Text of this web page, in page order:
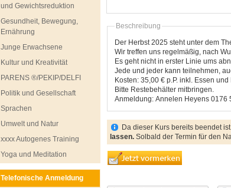
und Gewichtsreduktion
Gesundheit, Bewegung,
Ernährung
Junge Erwachsene
Kultur und Kreativität
PARENS ®/PEKIP/DELFI
Politik und Gesellschaft
Sprachen
Umwelt und Natur
xxxx Autogenes Training
Yoga und Meditation
Telefonische Anmeldung
Beschreibung
Der Herbst 2025 steht unter dem
Wir treffen uns regelmäßig, nach
Es geht nicht in erster Linie ums
Jede und jeder kann teilnehmen,
Kosten: 35,00 € p.P. inkl. Essen und
Bitte Restebehälter mitbringen.
Anmeldung: Annelen Heyens 0176
Da dieser Kurs bereits beendet
lassen. Solbald der Termin für den